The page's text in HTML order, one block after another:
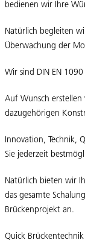
bedienen wir Ihre
Natürlich begleiten
Überwachung der
Wir sind DIN EN
Auf Wunsch
dazugehörigen
Innovation, Technik,
Sie jederzeit
Natürlich bieten wir
das gesamte
Brückenprojekt an.
Quick